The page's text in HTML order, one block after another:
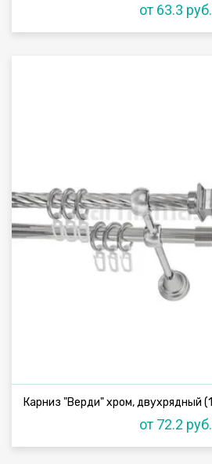
от 63.3 руб.
Карниз "Верди" хром, двухрядный
от 72.2 руб.